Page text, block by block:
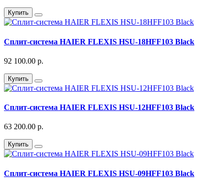
Купить
Сплит-система HAIER FLEXIS HSU-18HFF103 Black
92 100.00 р.
Купить
Сплит-система HAIER FLEXIS HSU-12HFF103 Black
63 200.00 р.
Купить
Сплит-система HAIER FLEXIS HSU-09HFF103 Black